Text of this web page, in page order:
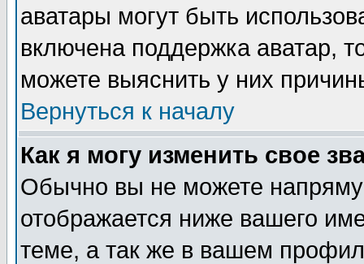
аватары могут быть
включена поддержка аватар,
можете выяснить у них
Вернуться к началу
Как я могу изменить свое
Обычно вы не можете
отображается ниже вашего
теме, а так же в вашем